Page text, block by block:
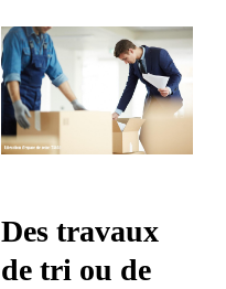
Des travaux
de tri ou de